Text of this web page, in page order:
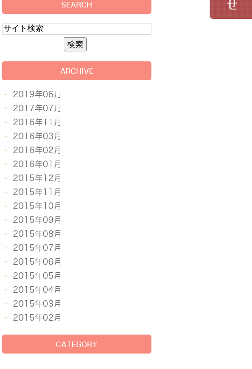
SEARCH
ARCHIVE
2019年06月
2017年07月
2016年11月
2016年03月
2016年02月
2016年01月
2015年12月
2015年11月
2015年10月
2015年09月
2015年08月
2015年07月
2015年06月
2015年05月
2015年04月
2015年03月
2015年02月
CATEGORY